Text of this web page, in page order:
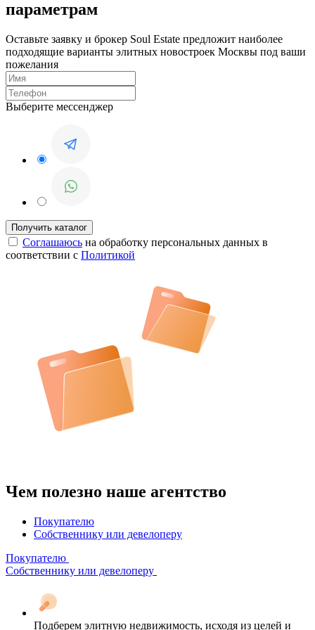
параметрам
Оставьте заявку и брокер Soul Estate предложит наиболее
подходящие варианты элитных новостроек Москвы под ваши
пожелания
Выберите мессенджер
Соглашаюсь на обработку персональных данных в
соответствии с Политикой
Чем полезно наше агентство
Покупателю
Собственнику или девелоперу
Покупателю
Собственнику или девелоперу
Подберем элитную недвижимость, исходя из целей и